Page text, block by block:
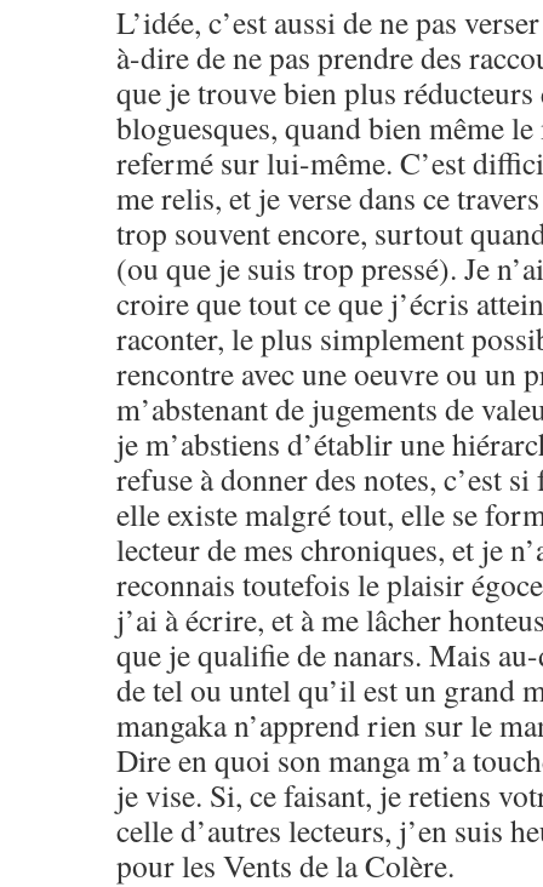
L’idée, c’est aussi de ne pas
à-dire de ne pas prendre des
que je trouve bien plus réducteurs
bloguesques, quand bien même
refermé sur lui-même. C’est
me relis, et je verse dans ce
trop souvent encore, surtout
(ou que je suis trop pressé). Je
croire que tout ce que j’écris
raconter, le plus simplement
rencontre avec une oeuvre ou un
m’abstenant de jugements de
je m’abstiens d’établir une
refuse à donner des notes, c’est
elle existe malgré tout, elle se
lecteur de mes chroniques, et je
reconnais toutefois le plaisir
j’ai à écrire, et à me lâcher
que je qualifie de nanars. Mais
de tel ou untel qu’il est un grand
mangaka n’apprend rien sur le
Dire en quoi son manga m’a
je vise. Si, ce faisant, je retiens
celle d’autres lecteurs, j’en suis
pour les Vents de la Colère.